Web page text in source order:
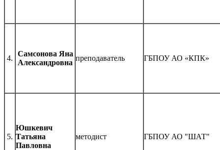
4.
Самсонова Яна
Александровна
преподаватель ГБПОУ АО «КПК»
5.
Юшкевич
Татьяна
Павловна
методист ГБПОУ АО "ШАТ"